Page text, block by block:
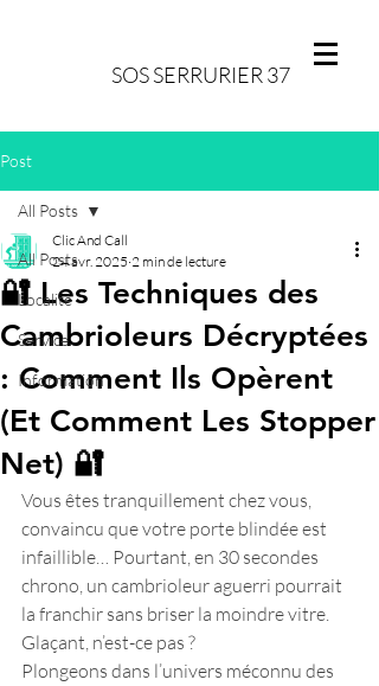
SOS SERRURIER 37
Post
All Posts
Localité
Service
Information
All Posts
🔐 Les Techniques des
Cambrioleurs Décryptées
: Comment Ils Opèrent
(Et Comment Les Stopper
Net) 🔐
Clic And Call
24 avr. 2025 2 min de lecture
Vous êtes tranquillement chez vous,
convaincu que votre porte blindée est
infaillible… Pourtant, en 30 secondes
chrono, un cambrioleur aguerri pourrait
la franchir sans briser la moindre vitre.
Glaçant, n’est-ce pas ?
Plongeons dans l’univers méconnu des